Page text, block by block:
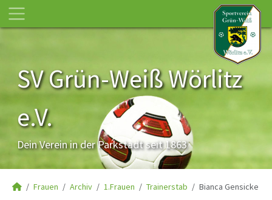
SV Grün-Weiß Wörlitz
e.V.
Dein Verein in der Parkstadt seit 1863
Frauen Archiv 1.Frauen Trainerstab Bianca Gensicke